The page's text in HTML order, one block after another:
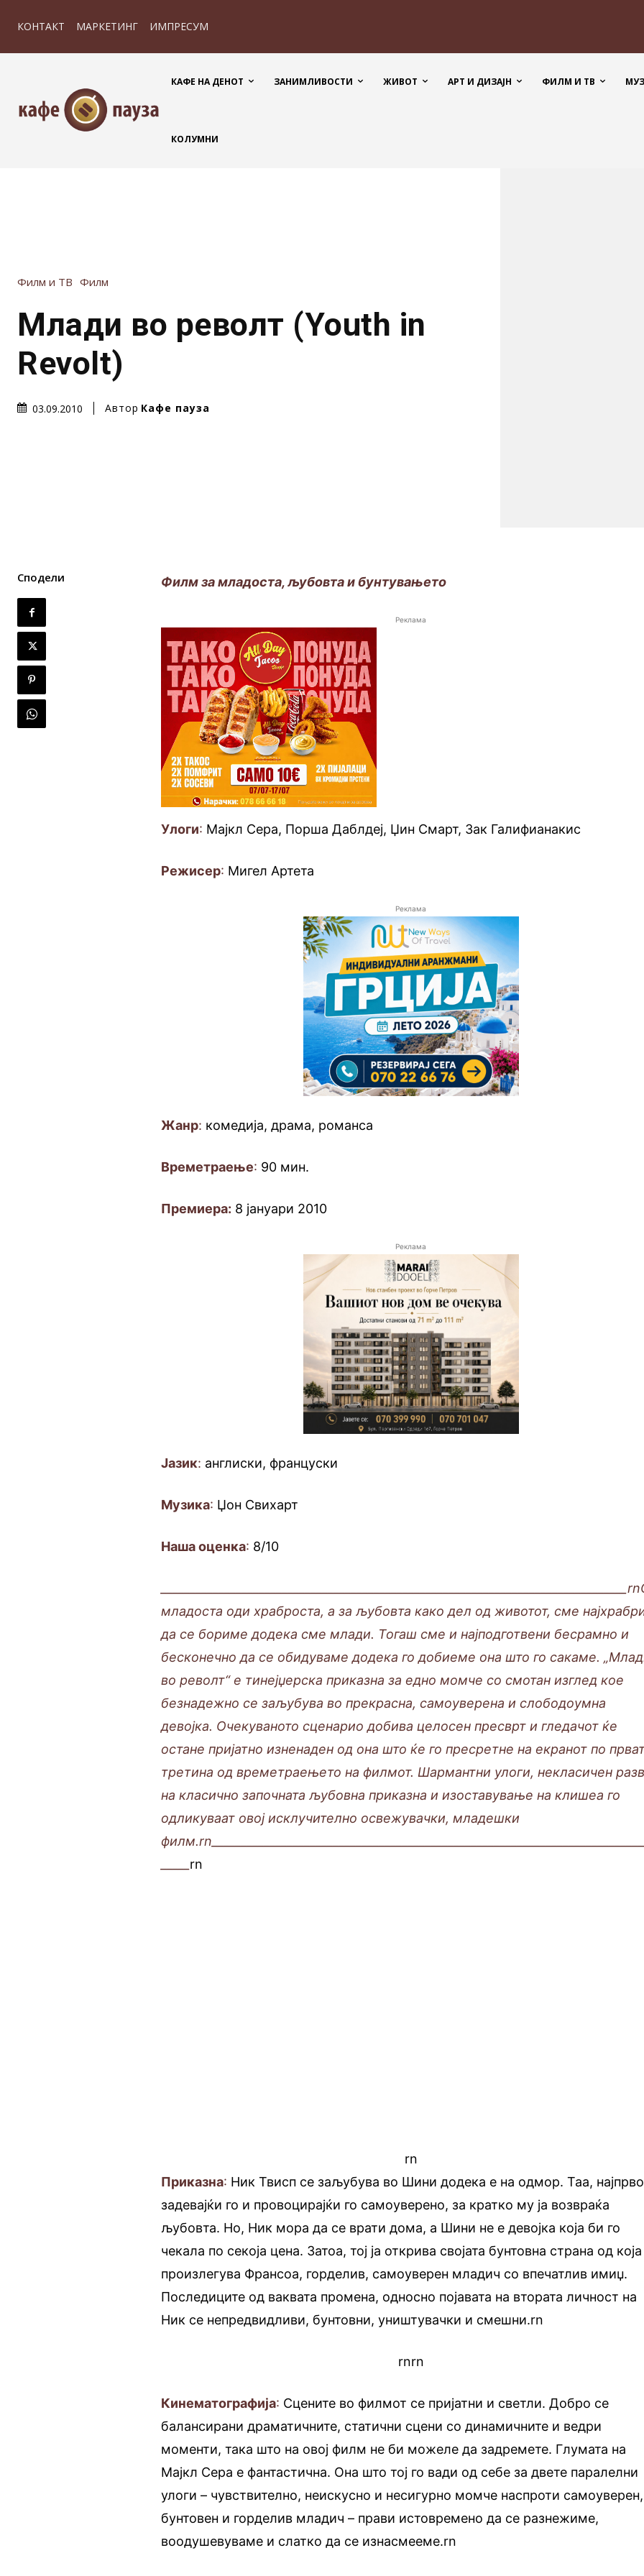
КОНТАКТ МАРКЕТИНГ ИМПРЕСУМ
КАФЕ НА ДЕНОТ ЗАНИМЛИВОСТИ ЖИВОТ АРТ И ДИЗАЈН ФИЛМ И ТВ
КОЛУМНИ
Филм и ТВ Филм
Млади во револт (Youth in
Revolt)
03.09.2010 Автор Кафе пауза
Сподели Филм за младоста, љубовта и бунтувањето
Реклама
Улоги: Мајкл Сера, Порша Даблдеј, Џин Смарт, Зак Галифианакис
Режисер: Мигел Артета
Реклама
Жанр: комедија, драма, романса
Времетраење: 90 мин.
Премиера: 8 јануари 2010
Реклама
Јазик: англиски, француски
Музика: Џон Свихарт
Наша оценка: 8/10
младоста оди храброста, а за љубовта како дел од животот, сме
да се бориме додека сме млади. Тогаш сме и најподготвени бесрамно и
бесконечно да се обидуваме додека го добиеме она што го сакаме.
во револт“ е тинејџерска приказна за едно момче со смотан изглед кое
безнадежно се заљубува во прекрасна, самоуверена и слободоумна
девојка. Очекуваното сценарио добива целосен пресврт и гледачот ќе
остане пријатно изненаден од она што ќе го пресретне на екранот по
третина од времетраењето на филмот. Шармантни улоги, некласичен
на класично започната љубовна приказна и изоставување на клишеа го
одликуваат овој исклучително освежувачки, младешки
rn
rn
Приказна: Ник Твисп се заљубува во Шини додека е на одмор. Таа, најпрво
задевајќи го и провоцирајќи го самоуверено, за кратко му ја возвраќа
љубовта. Но, Ник мора да се врати дома, а Шини не е девојка која би го
чекала по секоја цена. Затоа, тој ја открива својата бунтовна страна од која
произлегува Франсоа, горделив, самоуверен младич со впечатлив имиџ.
Последиците од ваквата промена, односно појавата на втората личност на
Ник се непредвидливи, бунтовни, уништувачки и смешни.rn
rnrn
Кинематографија: Сцените во филмот се пријатни и светли. Добро се
балансирани драматичните, статични сцени со динамичните и ведри
моменти, така што на овој филм не би можеле да задремете. Глумата на
Мајкл Сера е фантастична. Она што тој го вади од себе за двете паралелни
улоги – чувствително, неискусно и несигурно момче наспроти самоуверен,
бунтовен и горделив младич – прави истовремено да се разнежиме,
воодушевуваме и слатко да се изнасмееме.rn